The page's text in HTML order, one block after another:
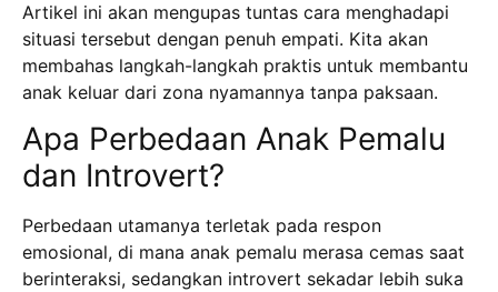
Artikel ini akan mengupas tuntas cara menghadapi
situasi tersebut dengan penuh empati. Kita akan
membahas langkah-langkah praktis untuk membantu
anak keluar dari zona nyamannya tanpa paksaan.
Apa Perbedaan Anak Pemalu
dan Introvert?
Perbedaan utamanya terletak pada respon
emosional, di mana anak pemalu merasa cemas saat
berinteraksi, sedangkan introvert sekadar lebih suka